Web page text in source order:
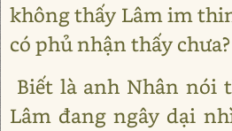
không thấy Lâm im
có phủ nhận thấy chưa?
Biết là anh Nhân nói
Lâm đang ngây dại